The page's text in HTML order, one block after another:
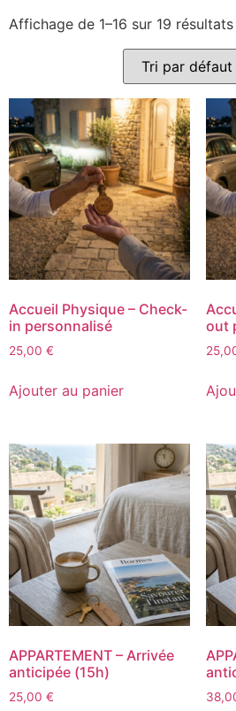
Affichage de 1–16 sur 19 résultats
Accueil Physique – Check-
in personnalisé
25,00 €
Ajouter au panier
out
APPARTEMENT – Arrivée
anticipée (15h)
25,00 €